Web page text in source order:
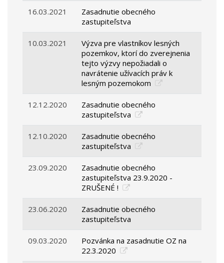
16.03.2021
Zasadnutie obecného
zastupiteľstva
10.03.2021
Výzva pre vlastníkov lesných
pozemkov, ktorí do zverejnenia
tejto výzvy nepožiadali o
navrátenie užívacích práv k
lesným pozemokom
12.12.2020
Zasadnutie obecného
zastupiteľstva
12.10.2020
Zasadnutie obecného
zastupiteľstva
23.09.2020
Zasadnutie obecného
zastupiteľstva 23.9.2020 -
ZRUŠENÉ !
23.06.2020
Zasadnutie obecného
zastupiteľstva
09.03.2020
Pozvánka na zasadnutie OZ na
22.3.2020